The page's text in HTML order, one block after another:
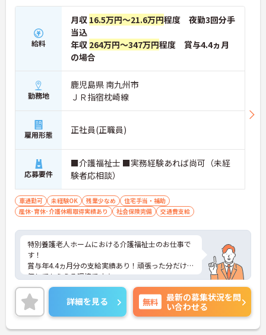
給料
月収 16.5万円～21.6万円程度 夜勤3回分手
当込
年収 264万円～347万円程度 賞与4.4ヵ月
の場合
勤務地
鹿児島県 南九州市
ＪＲ指宿枕崎線
雇用形態 正社員(正職員)
応募要件
■介護福祉士 ■実務経験あれば尚可（未経
験者応相談）
車通勤可 未経験OK 残業少なめ
住宅手当・補助
産休･育休･介護休暇取得実績あり
社会保険完備 交通費支給
特別養護老人ホームにおける介護福祉士のお仕事で
す！
賞与年4.4ヵ月分の支給実績あり！頑張った分だけ評
価してもらえる環境です★
残業もほとんどありませんのでお仕事の後の時間も
有効に使えます！ワークライフバランス重視の方に
もオススメ♪
ご興味ある方には、面接のポイントなど、さらに詳
細をお話致しますのでお気軽にご相談ください。
詳細を見る 無料
最新の募集状況を問
い合わせる